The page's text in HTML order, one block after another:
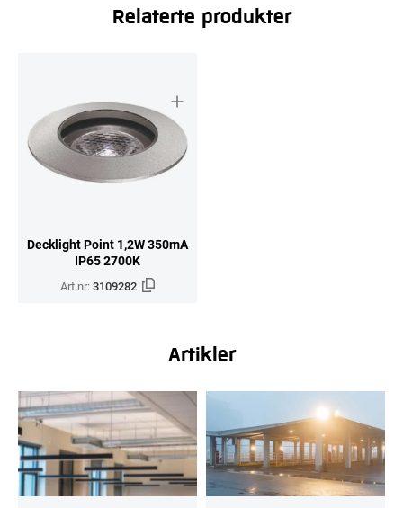
Relaterte produkter
Decklight Point 1,2W 350mA
IP65 2700K
Art.nr:3109282
Artikler